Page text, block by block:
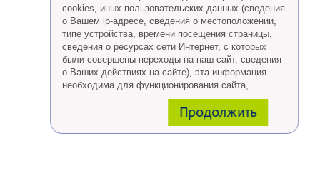
cookies, иных пользовательских данных (сведения
о Вашем ip-адресе, сведения о местоположении,
типе устройства, времени посещения страницы,
сведения о ресурсах сети Интернет, с которых
были совершены переходы на наш сайт, сведения
о Ваших действиях на сайте), эта информация
необходима для функционирования сайта,
проведения ретаргетинга, а также статистических
Eсли Вы согласны, продолжайте пользоваться
сайтом, если Вы не хотите, чтобы Ваши данные
Продолжить